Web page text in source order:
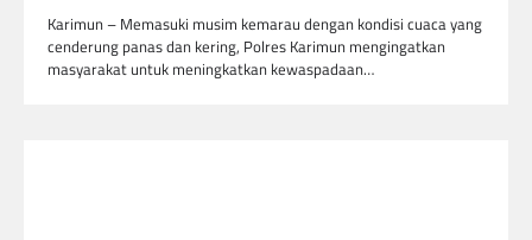
Karimun – Memasuki musim kemarau dengan kondisi cuaca yang
cenderung panas dan kering, Polres Karimun mengingatkan
masyarakat untuk meningkatkan kewaspadaan…